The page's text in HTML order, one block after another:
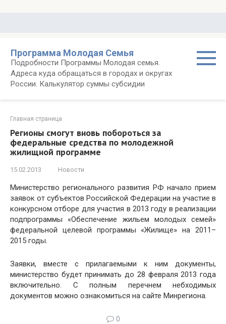
Программа Молодая Семья
Подробности Программы Молодая семья.
Адреса куда обращаться в городах и округах
России. Калькулятор суммы субсидии
Главная страница
Регионы смогут вновь побороться за
федеральные средства по молодежной
жилищной программе
15.02.2013 Новости
Министерство регионального развития РФ начало прием
заявок от субъектов Российской Федерации на участие в
конкурсном отборе для участия в 2013 году в реализации
подпрограммы «Обеспечение жильем молодых семей»
федеральной целевой программы «Жилище» на 2011–
2015 годы.
Заявки, вместе с прилагаемыми к ним документы,
министерство будет принимать до 28 февраля 2013 года
включительно. С полным перечнем небходимых
документов можно ознакомиться на сайте Минрегиона.
0